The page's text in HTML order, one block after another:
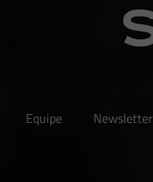
Equipe Newsletter